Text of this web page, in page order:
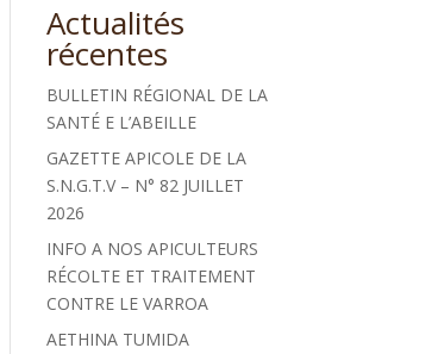
Actualités
récentes
BULLETIN RÉGIONAL DE LA
SANTÉ E L’ABEILLE
GAZETTE APICOLE DE LA
S.N.G.T.V – N° 82 JUILLET
2026
INFO A NOS APICULTEURS
RÉCOLTE ET TRAITEMENT
CONTRE LE VARROA
AETHINA TUMIDA